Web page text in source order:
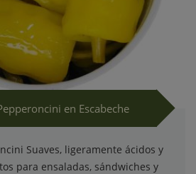
en Escabeche
Suaves, ligeramente ácidos y
para ensaladas, sándwiches y